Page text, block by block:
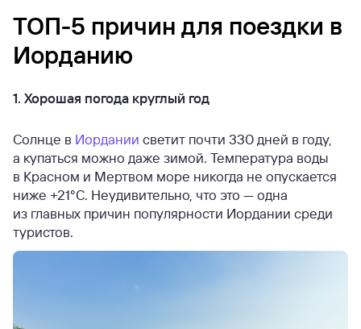
ТОП-5 причин для поездки в
Иорданию
1. Хорошая погода круглый год
Солнце в Иордании светит почти 330 дней в году,
а купаться можно даже зимой. Температура воды
в Красном и Мертвом море никогда не опускается
ниже +21°C. Неудивительно, что это — одна
из главных причин популярности Иордании среди
туристов.